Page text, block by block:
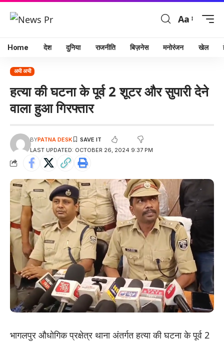
Aa
Home देश दुनिया राजनीति बिज़नेस मनोरंजन खेल
अभी अभी
हत्या की घटना के पूर्व 2 शूटर और सुपारी देने
वाला हुआ गिरफ्तार
LAST UPDATED: OCTOBER 26, 2024 9:37 PM
BYPATNA DESK
भागलपुर औधोगिक प्रक्षेत्र थाना अंतर्गत हत्या की घटना के पूर्व 2